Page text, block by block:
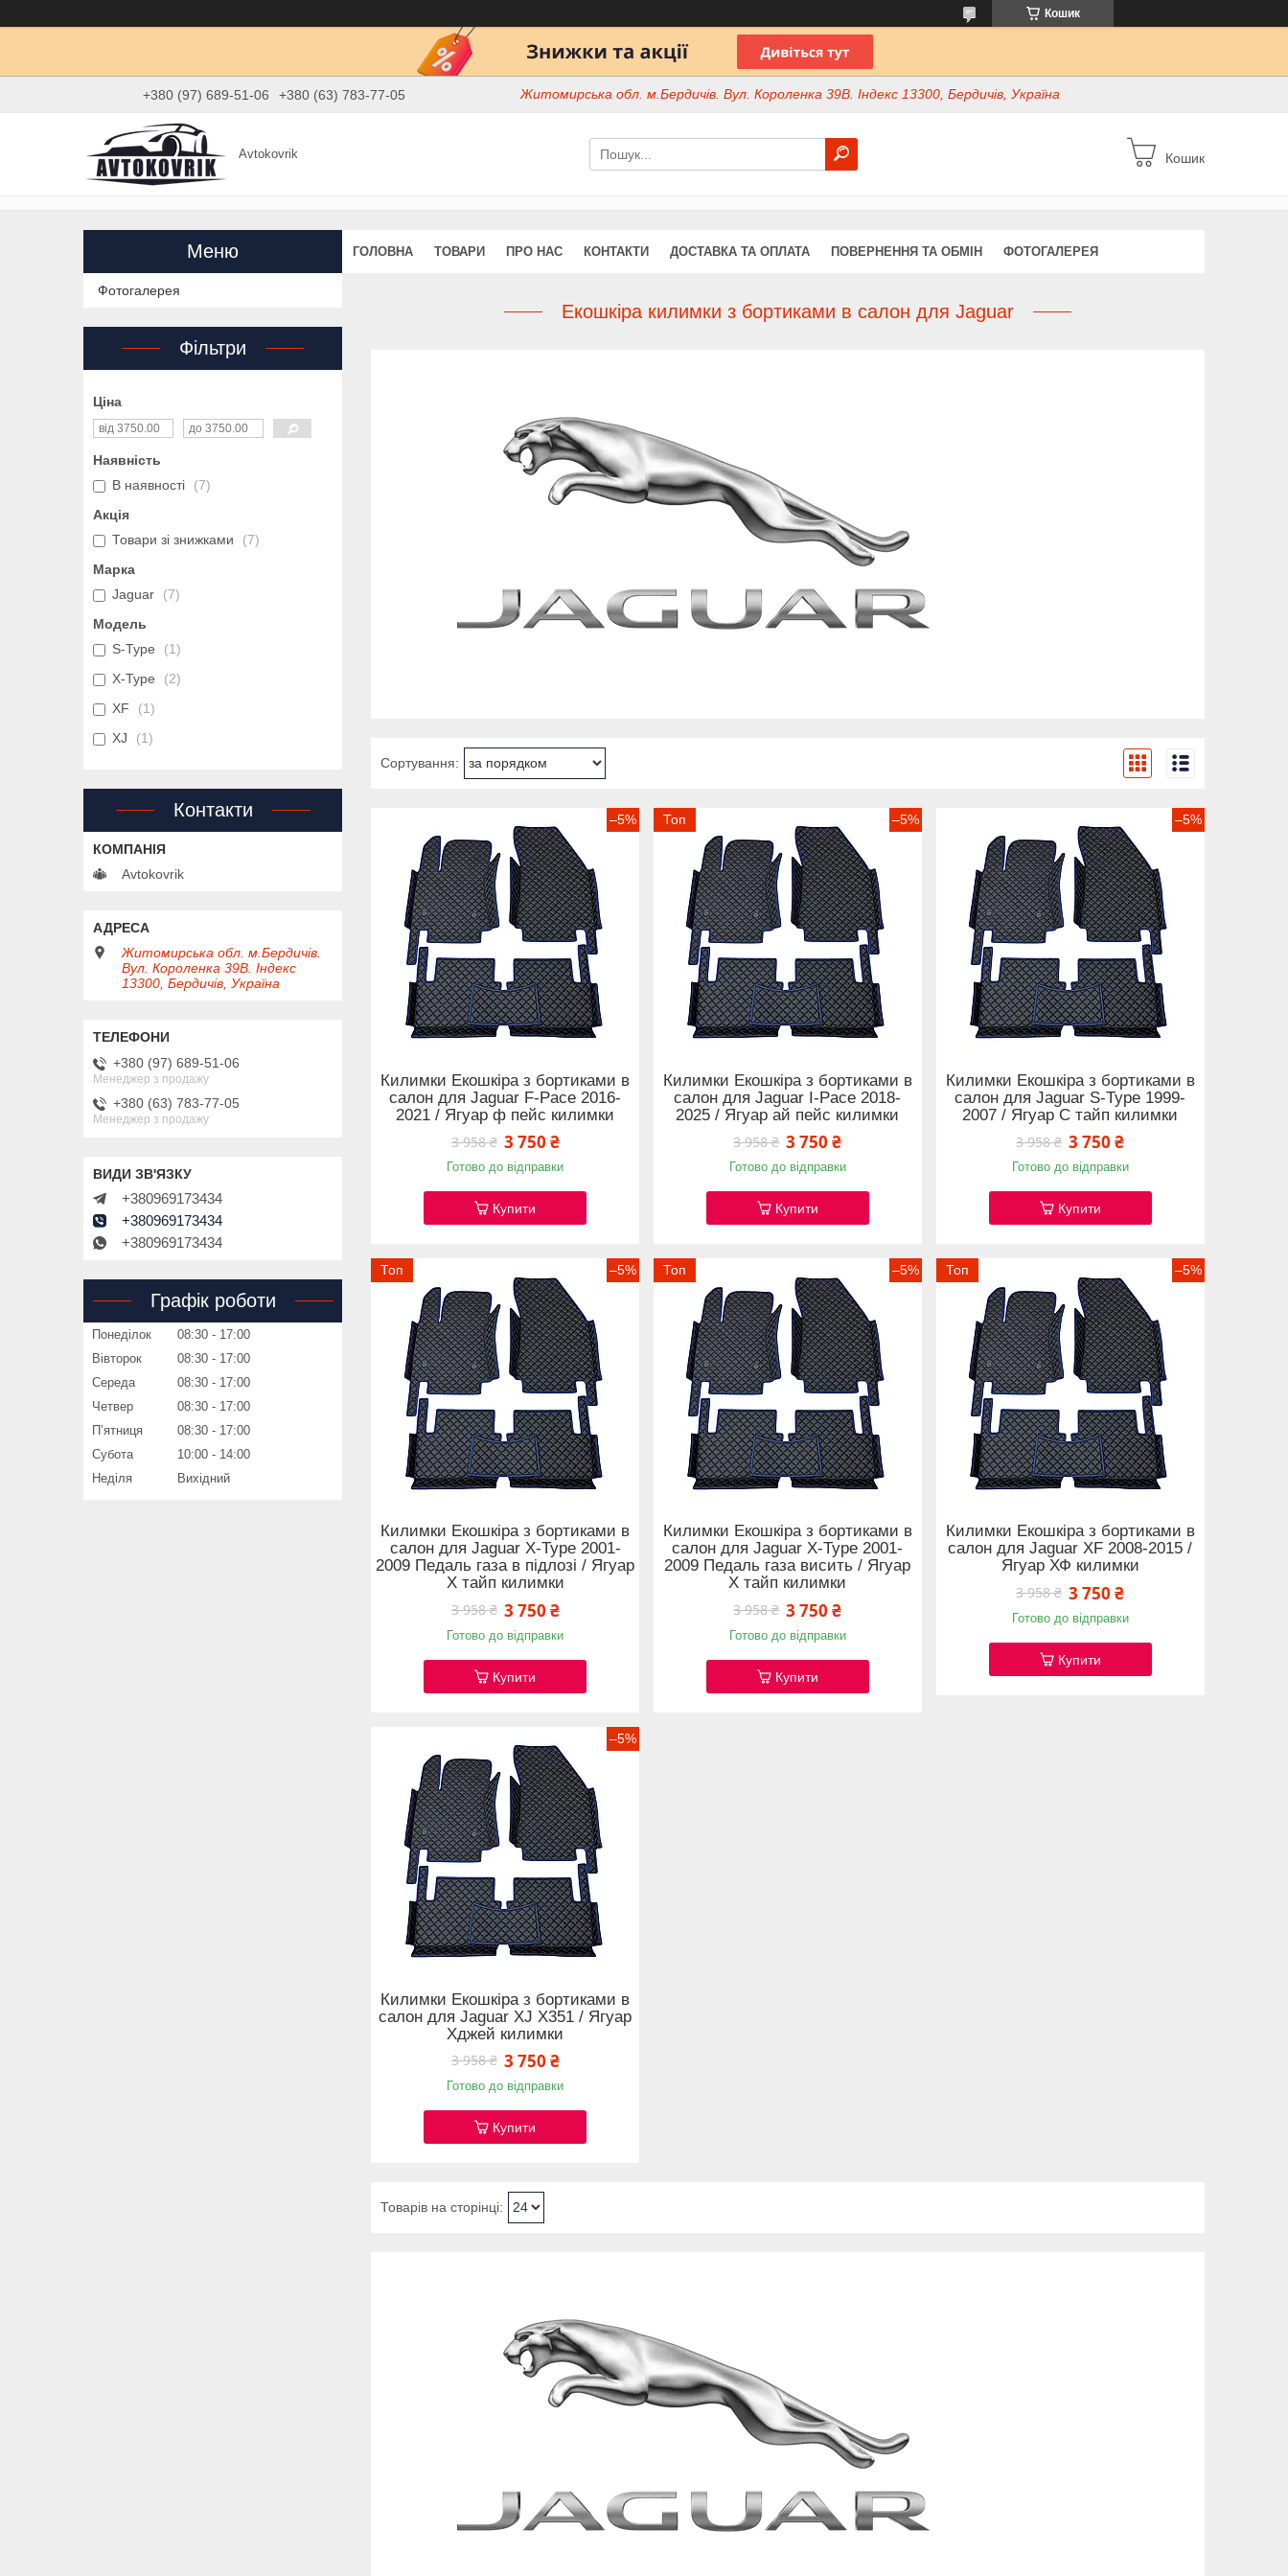
Кошик
+380 (97) 689-51-06 +380 (63) 783-77-05 Житомирська обл. м.Бердичів. Вул. Короленка 39В. Індекс 13300, Бердичів, Україна
Avtokovrik Кошик
ГОЛОВНА ТОВАРИ ПРО НАС КОНТАКТИ ДОСТАВКА ТА ОПЛАТА ПОВЕРНЕННЯ ТА ОБМІН ФОТОГАЛЕРЕЯ
Екошкіра килимки з бортиками в салон для Jaguar
–5%
Килимки Екошкіра з бортиками в
салон для Jaguar F-Pace 2016-
2021 / Ягуар ф пейс килимки
3 958 ₴ 3 750 ₴
Готово до відправки
Купити
Топ –5%
Килимки Екошкіра з бортиками в
салон для Jaguar I-Pace 2018-
2025 / Ягуар ай пейс килимки
3 958 ₴ 3 750 ₴
Готово до відправки
Купити
–5%
Килимки Екошкіра з бортиками в
салон для Jaguar S-Type 1999-
2007 / Ягуар С тайп килимки
3 958 ₴ 3 750 ₴
Готово до відправки
Купити
Топ –5%
Килимки Екошкіра з бортиками в
салон для Jaguar X-Type 2001-
2009 Педаль газа в підлозі / Ягуар
Х тайп килимки
3 958 ₴ 3 750 ₴
Готово до відправки
Купити
Топ –5%
Килимки Екошкіра з бортиками в
салон для Jaguar X-Type 2001-
2009 Педаль газа висить / Ягуар
Х тайп килимки
3 958 ₴ 3 750 ₴
Готово до відправки
Купити
Топ –5%
Килимки Екошкіра з бортиками в
салон для Jaguar XF 2008-2015 /
Ягуар ХФ килимки
3 958 ₴ 3 750 ₴
Готово до відправки
Купити
–5%
Килимки Екошкіра з бортиками в
салон для Jaguar XJ X351 / Ягуар
Хджей килимки
3 958 ₴ 3 750 ₴
Готово до відправки
Купити
Фотогалерея
Фільтри
Ціна
Наявність
В наявності
7
Акція
Товари зі знижками
7
Марка
Jaguar
7
Модель
S-Type
1
X-Type
2
XF
1
XJ
1
Контакти
Avtokovrik
Житомирська обл. м.Бердичів.
Вул. Короленка 39В. Індекс
13300, Бердичів, Україна
+380 (97) 689-51-06
Менеджер з продажу
+380 (63) 783-77-05
Менеджер з продажу
+380969173434
+380969173434
+380969173434
Графік роботи
Понеділок 08:30
17:00
Вівторок
08:30
17:00
Середа
08:30
17:00
Четвер
08:30
17:00
Пʼятниця
08:30
17:00
Субота
10:00
14:00
Неділя
Вихідний